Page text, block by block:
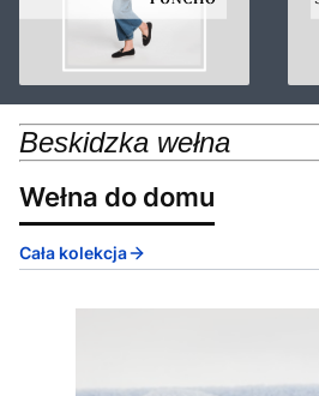
Beskidzka wełna
Wełna do domu
Cała kolekcja